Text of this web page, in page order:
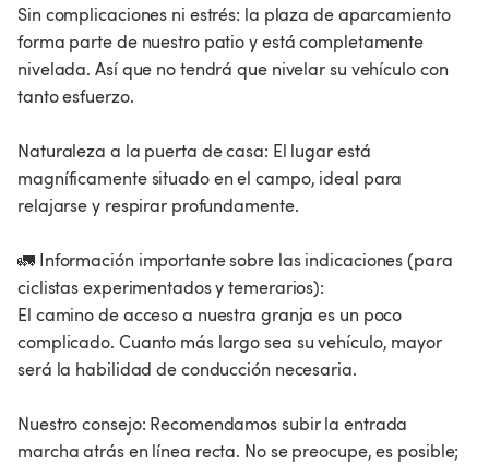
Sin complicaciones ni estrés: la plaza de aparcamiento
forma parte de nuestro patio y está completamente
nivelada. Así que no tendrá que nivelar su vehículo con
tanto esfuerzo.
Naturaleza a la puerta de casa: El lugar está
magníficamente situado en el campo, ideal para
relajarse y respirar profundamente.
🚛 Información importante sobre las indicaciones (para
ciclistas experimentados y temerarios):
El camino de acceso a nuestra granja es un poco
complicado. Cuanto más largo sea su vehículo, mayor
será la habilidad de conducción necesaria.
Nuestro consejo: Recomendamos subir la entrada
marcha atrás en línea recta. No se preocupe, es posible;